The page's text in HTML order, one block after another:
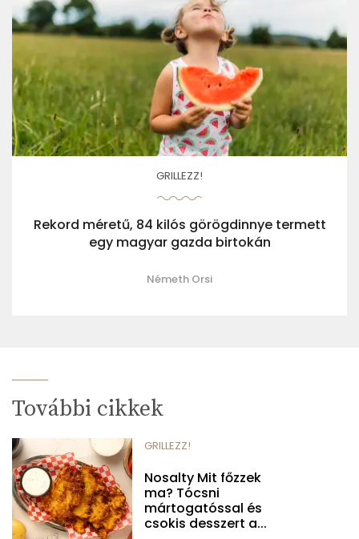
GRILLEZZ!
Rekord méretű, 84 kilós görögdinnye termett
egy magyar gazda birtokán
Németh Orsi
További cikkek
GRILLEZZ!
Nosalty Mit főzzek
ma? Tócsni
mártogatóssal és
csokis desszert a...